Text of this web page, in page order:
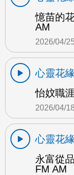
憶苗的
AM
2026/04/25
心靈花緣
怡妏職
2026/04/18
心靈花緣
永富從
FM AM